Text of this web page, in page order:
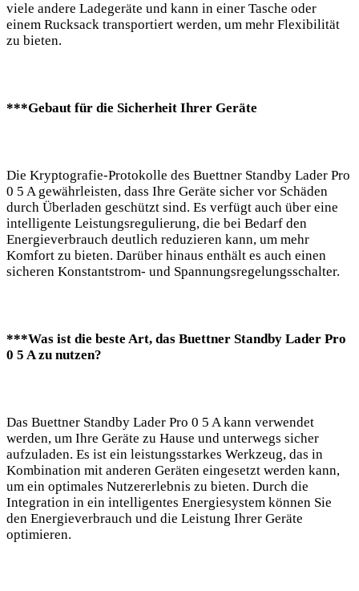
viele andere ‌Ladegeräte und kann ⁤in ⁤einer Tasche oder
einem Rucksack transportiert werden, um ‌mehr ‌Flexibilität
⁤zu⁢ bieten.
***Gebaut für die ‍Sicherheit Ihrer Geräte
Die Kryptografie-Protokolle⁣ des‍ Buettner Standby Lader Pro
⁤0 5⁣ A ⁤gewährleisten, dass ⁢Ihre Geräte sicher vor Schäden
durch Überladen geschützt sind. Es verfügt ⁤auch über eine
intelligente Leistungsregulierung, die bei Bedarf den
⁤Energieverbrauch deutlich reduzieren kann,‍ um mehr
Komfort zu bieten. ⁣Darüber ⁣hinaus enthält es auch einen
⁤sicheren Konstantstrom- und Spannungsregelungsschalter.
***Was ‍ist ⁢die beste Art,⁣ das Buettner Standby Lader Pro
0 ⁤5 A zu nutzen?
Das​ Buettner ⁢Standby Lader Pro 0⁣ 5 ⁢A⁤ kann verwendet
werden,⁤ um Ihre‍ Geräte ‌zu ‍Hause und unterwegs sicher
aufzuladen. Es ist ein leistungsstarkes Werkzeug, das in
Kombination mit anderen Geräten eingesetzt werden kann,
um ein optimales Nutzererlebnis zu bieten.‍ Durch die
⁣Integration in ‍ein intelligentes ‍Energiesystem können‌ Sie
den Energieverbrauch und die Leistung⁤ Ihrer Geräte
‍optimieren.